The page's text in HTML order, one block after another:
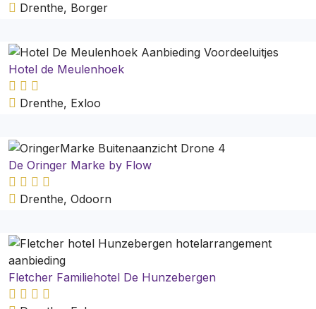
Drenthe, Borger
Hotel de Meulenhoek
Drenthe, Exloo
De Oringer Marke by Flow
Drenthe, Odoorn
Fletcher Familiehotel De Hunzebergen